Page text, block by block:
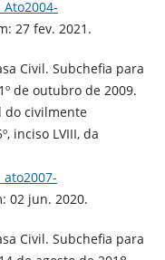
27 fev. 2021.
Civil. Subchefia para
de outubro de 2009.
do civilmente
inciso LVIII, da
02 jun. 2020.
Civil. Subchefia para